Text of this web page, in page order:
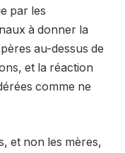
par les
à donner la
au-dessus de
et la réaction
comme ne
et non les mères,